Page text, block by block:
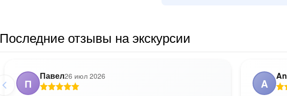
Последние отзывы на экскурсии
П
Павел26 июл 2026
A